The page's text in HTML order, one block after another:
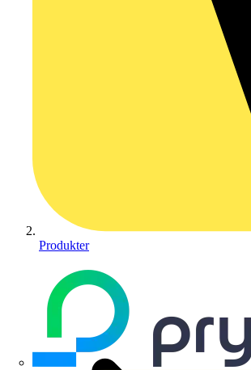
Produkter